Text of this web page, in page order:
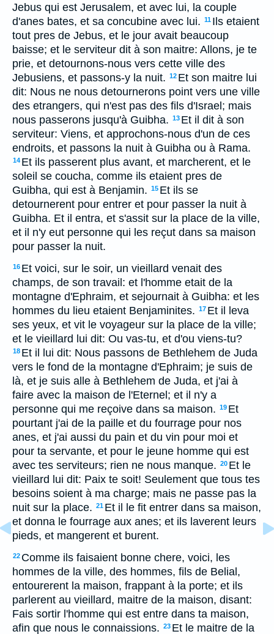
Jebus qui est Jerusalem, et avec lui, la couple
d'anes bates, et sa concubine avec lui. 11 Ils etaient
tout pres de Jebus, et le jour avait beaucoup
baisse; et le serviteur dit à son maitre: Allons, je te
prie, et detournons-nous vers cette ville des
Jebusiens, et passons-y la nuit. 12 Et son maitre lui
dit: Nous ne nous detournerons point vers une ville
des etrangers, qui n'est pas des fils d'Israel; mais
nous passerons jusqu'à Guibha. 13 Et il dit à son
serviteur: Viens, et approchons-nous d'un de ces
endroits, et passons la nuit à Guibha ou à Rama.
14 Et ils passerent plus avant, et marcherent, et le
soleil se coucha, comme ils etaient pres de
Guibha, qui est à Benjamin. 15 Et ils se
detournerent pour entrer et pour passer la nuit à
Guibha. Et il entra, et s'assit sur la place de la ville,
et il n'y eut personne qui les reçut dans sa maison
pour passer la nuit.
16 Et voici, sur le soir, un vieillard venait des
champs, de son travail: et l'homme etait de la
montagne d'Ephraim, et sejournait à Guibha: et les
hommes du lieu etaient Benjaminites. 17 Et il leva
ses yeux, et vit le voyageur sur la place de la ville;
et le vieillard lui dit: Ou vas-tu, et d'ou viens-tu?
18 Et il lui dit: Nous passons de Bethlehem de Juda
vers le fond de la montagne d'Ephraim; je suis de
là, et je suis alle à Bethlehem de Juda, et j'ai à
faire avec la maison de l'Eternel; et il n'y a
personne qui me reçoive dans sa maison. 19 Et
pourtant j'ai de la paille et du fourrage pour nos
anes, et j'ai aussi du pain et du vin pour moi et
pour ta servante, et pour le jeune homme qui est
avec tes serviteurs; rien ne nous manque. 20 Et le
vieillard lui dit: Paix te soit! Seulement que tous tes
besoins soient à ma charge; mais ne passe pas la
nuit sur la place. 21 Et il le fit entrer dans sa maison,
et donna le fourrage aux anes; et ils laverent leurs
pieds, et mangerent et burent.
22 Comme ils faisaient bonne chere, voici, les
hommes de la ville, des hommes, fils de Belial,
entourerent la maison, frappant à la porte; et ils
parlerent au vieillard, maitre de la maison, disant:
Fais sortir l'homme qui est entre dans ta maison,
afin que nous le connaissions. 23 Et le maitre de la